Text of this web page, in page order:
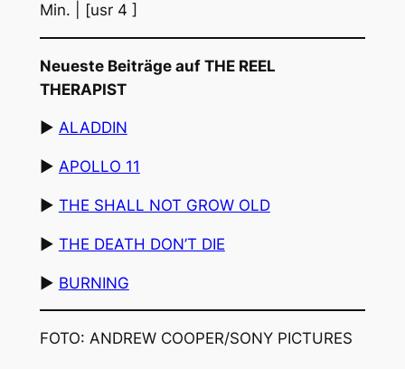
Min. | [usr 4 ]
Neueste Beiträge auf THE REEL
THERAPIST
▶︎ ALADDIN
▶︎ APOLLO 11
▶︎ THE SHALL NOT GROW OLD
▶︎ THE DEATH DON’T DIE
▶︎ BURNING
FOTO: ANDREW COOPER/SONY PICTURES